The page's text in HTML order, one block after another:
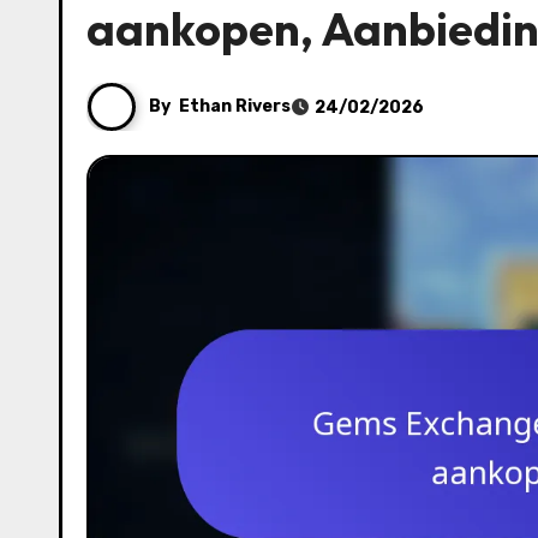
aankopen,
By Ethan Rivers 24/02/2026